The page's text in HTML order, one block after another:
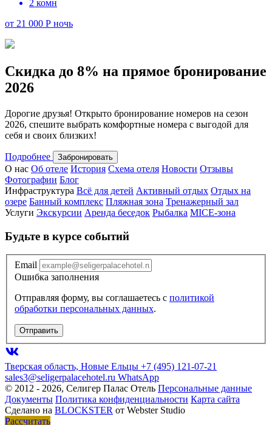
2 комн
от 21 000 Р ночь
Скидка до 8% на прямое бронирование
2026
Дорогие друзья! Открыто бронирование номеров на сезон
2026, спешите выбрать комфортные номера с выгодой для
себя и своих близких!
Подробнее Забронировать
О нас Об отеле История Схема отеля Новости Отзывы
Фотографии Блог
Инфраструктура Всё для детей Активный отдых Отдых на
озере Банный комплекс Пляжная зона Тренажерный зал
Услуги Экскурсии Аренда беседок Рыбалка MICE-зона
Будьте в курсе событий
Email
Ошибка заполнения
Отправляя форму, вы соглашаетесь с политикой
обработки персональных данных.
Отправить
Тверская область, Новые Ельцы +7 (495) 121-07-21
sales3@seligerpalacehotel.ru WhatsApp
© 2012 - 2026, Селигер Палас Отель Персональные данные
Документы Политика конфиденциальности Карта сайта
Сделано на BLOCKSTER от Webster Studio
Рассчитать